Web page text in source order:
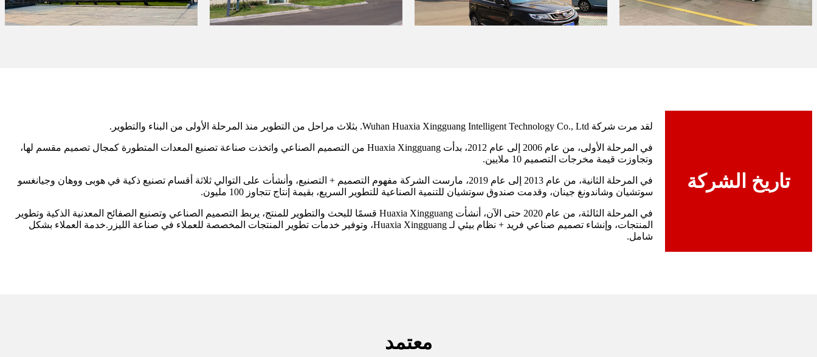
تاريخ الشركة
لقد مرت شركة Wuhan Huaxia Xingguang Intelligent Technology Co., Ltd. بثلاث مراحل من التطوير منذ المرحلة الأولى من البناء والتطوير.
في المرحلة الأولى، من عام 2006 إلى عام 2012، بدأت Huaxia Xingguang من التصميم الصناعي واتخذت صناعة تصنيع المعدات المتطورة كمجال تصميم مقسم لها،
وتجاوزت قيمة مخرجات التصميم 10 ملايين.
في المرحلة الثانية، من عام 2013 إلى عام 2019، مارست الشركة مفهوم التصميم + التصنيع، وأنشأت على التوالي ثلاثة أقسام تصنيع ذكية في هوبى ووهان وجيانغسو
سوتشيان وشاندونغ جينان، وقدمت صندوق سوتشيان للتنمية الصناعية للتطوير السريع، بقيمة إنتاج تتجاوز 100 مليون.
في المرحلة الثالثة، من عام 2020 حتى الآن، أنشأت Huaxia Xingguang قسمًا للبحث والتطوير للمنتج، يربط التصميم الصناعي وتصنيع الصفائح المعدنية الذكية وتطوير
المنتجات، وإنشاء تصميم صناعي فريد + نظام بيئي لـ Huaxia Xingguang، وتوفير خدمات تطوير المنتجات المخصصة للعملاء في صناعة الليزر.خدمة العملاء بشكل
شامل.
معتمد